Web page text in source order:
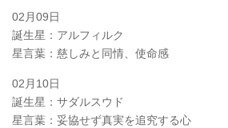
02月09日
誕生星：アルフィルク
星言葉：慈しみと同情、使命感
02月10日
誕生星：サダルスウド
星言葉：妥協せず真実を追究する心